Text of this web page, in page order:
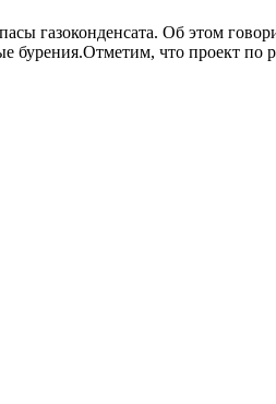
газоконденсата. Об этом
что проект по